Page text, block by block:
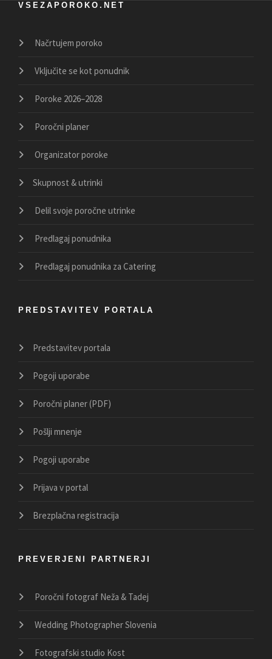
VSEZAPOROKO.NET
Načrtujem poroko
Vključite se kot ponudnik
Poroke 2026–2028
Poročni planer
Organizator poroke
Skupnost & utrinki
Delil svoje poročne utrinke
Predlagaj ponudnika
Predlagaj ponudnika za Catering
PREDSTAVITEV PORTALA
Predstavitev portala
Pogoji uporabe
Poročni planer (PDF)
Pošlji mnenje
Pogoji uporabe
Prijava v portal
Brezplačna registracija
PREVERJENI PARTNERJI
Poročni fotograf Neža & Tadej
Wedding Photographer Slovenia
Fotografski studio Kost